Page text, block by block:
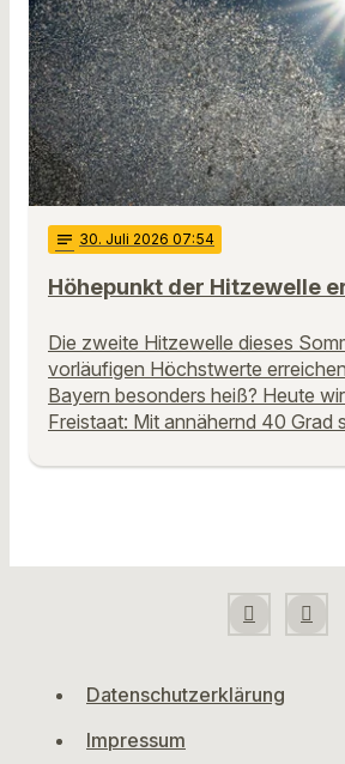
notes 30. Juli 2026 07:54
Höhepunkt der Hitzewelle
Die zweite Hitzewelle dieses
vorläufigen Höchstwerte
Bayern besonders heiß? Heute
Freistaat: Mit annähernd 40 Grad
Datenschutzerklärung
Impressum